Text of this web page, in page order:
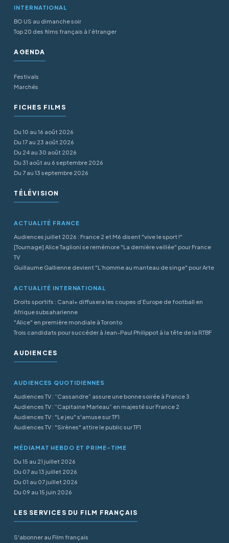
INTERNATIONAL
BO US au dimanche soir
Top 20 des films français à l’étranger
AGENDA
Festivals
Marchés
FICHES FILMS
Du 10 au 16 août 2026
Du 17 au 23 août 2026
Du 24 au 30 août 2026
Du 31 août au 6 septembre 2026
Du 7 au 13 septembre 2026
TÉLÉVISION
ACTUALITÉ FRANCE
Audiences juillet 2026 : France 2 et M6 disent "vive le sport !"
[Tournage] Alice Taglioni se remémore "La dernière veillée" pour France
TV
Guillaume Gallienne devient "L’homme au manteau de singe" pour Arte
ACTUALITÉ INTERNATIONAL
Droits sportifs : Canal+ diffusera les coupes d’Europe de football en
Afrique subsaharienne
"Alice" en première mondiale à Toronto
Trois candidats pour succéder à Jean-Paul Philippot à la tête de la RTBF
AUDIENCES
AUDIENCES QUOTIDIENNES
Audiences TV : “Cassandre” assure une bonne soirée à France 3
Audiences TV : “Capitaine Marleau” en majesté sur France 2
Audiences TV : "Le jeu" s'amuse sur TF1
Audiences TV : "Sirènes" attire le public sur TF1
MÉDIAMAT HEBDO ET PRIME-TIME
Du 15 au 21 juillet 2026
Du 07 au 13 juillet 2026
Du 01 au 07 juillet 2026
Du 09 au 15 juin 2026
LES SERVICES DU FILM FRANÇAIS
S'abonner au Film français